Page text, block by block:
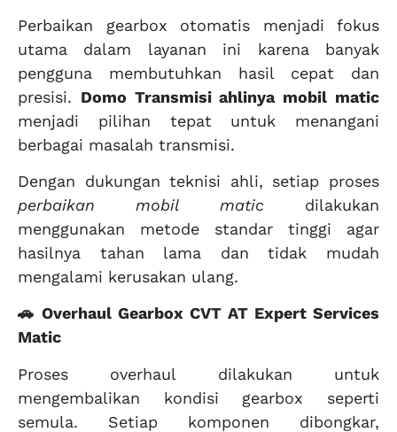
Perbaikan gearbox otomatis menjadi fokus
utama dalam layanan ini karena banyak
pengguna membutuhkan hasil cepat dan
presisi. Domo Transmisi ahlinya mobil matic
menjadi pilihan tepat untuk menangani
berbagai masalah transmisi.
Dengan dukungan teknisi ahli, setiap proses
perbaikan mobil maticdilakukan
menggunakan metode standar tinggi agar
hasilnya tahan lama dan tidak mudah
mengalami kerusakan ulang.
🚗 Overhaul Gearbox CVT AT Expert Services
Matic
Proses overhaul dilakukan untuk
mengembalikan kondisi gearbox seperti
semula. Setiap komponen dibongkar,